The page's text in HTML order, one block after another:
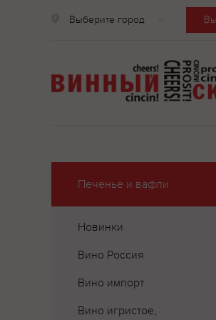
Выберите город
Печенье и вафли
Новинки
Вино Россия
Вино импорт
Вино игристое,